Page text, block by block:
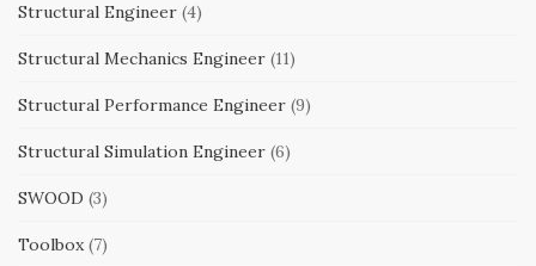
Structural Engineer (4)
Structural Mechanics Engineer (11)
Structural Performance Engineer (9)
Structural Simulation Engineer (6)
SWOOD (3)
Toolbox(7)